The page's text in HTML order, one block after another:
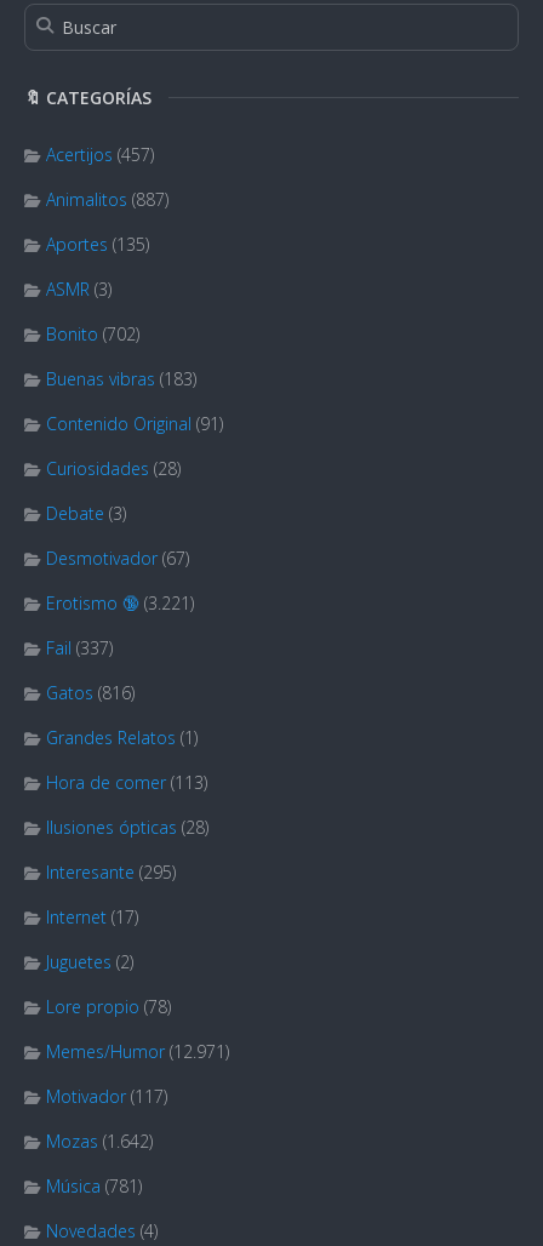
🔖 CATEGORÍAS
Acertijos (457)
Animalitos (887)
Aportes (135)
ASMR (3)
Bonito (702)
Buenas vibras (183)
Contenido Original (91)
Curiosidades (28)
Debate (3)
Desmotivador (67)
Erotismo 🔞 (3.221)
Fail (337)
Gatos (816)
Grandes Relatos (1)
Hora de comer (113)
Ilusiones ópticas (28)
Interesante (295)
Internet (17)
Juguetes (2)
Lore propio (78)
Memes/Humor (12.971)
Motivador (117)
Mozas (1.642)
Música (781)
Novedades (4)